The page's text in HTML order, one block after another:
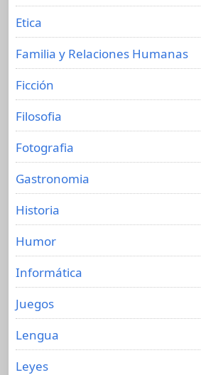
Etica
Familia y Relaciones Humanas
Ficción
Filosofia
Fotografia
Gastronomia
Historia
Humor
Informática
Juegos
Lengua
Leyes